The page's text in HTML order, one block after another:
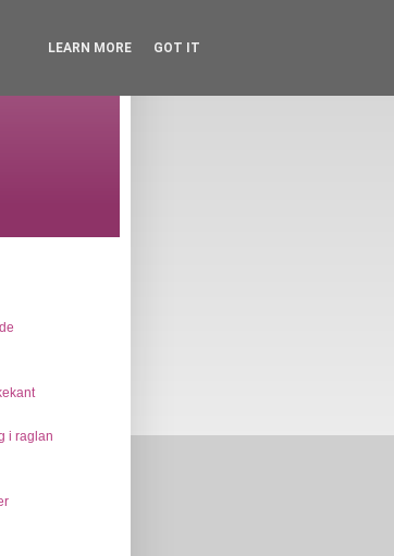
i raglan
LEARN MORE GOT IT